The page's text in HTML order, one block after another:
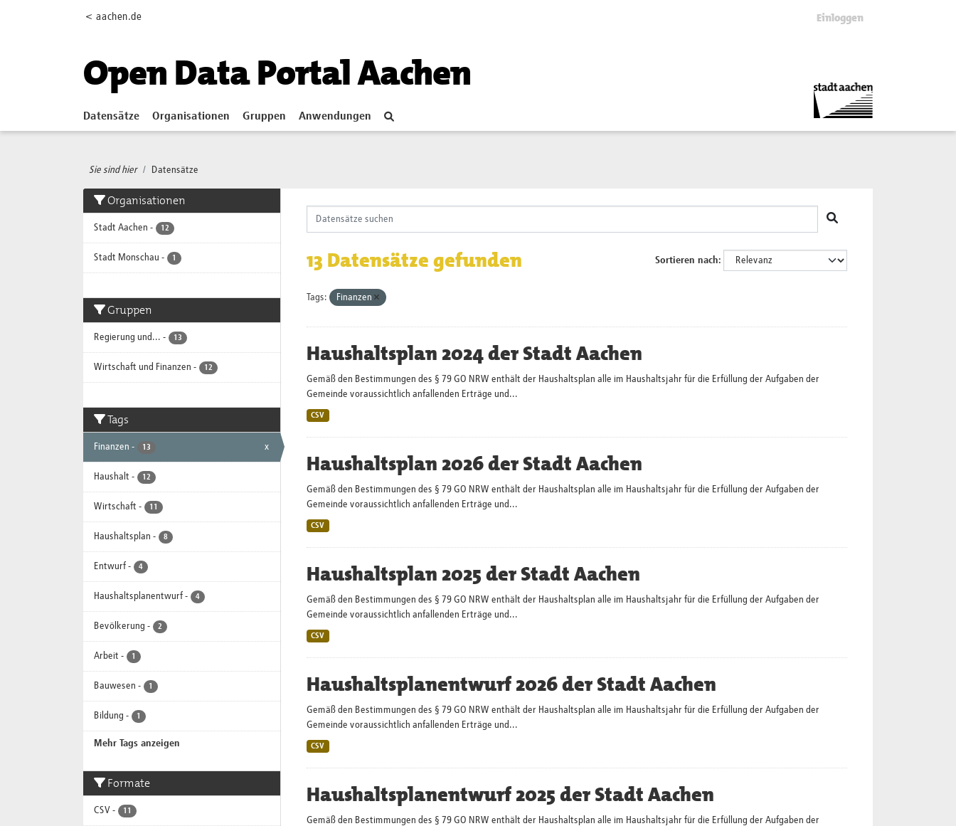
< aachen.de Einloggen
Open Data Portal Aachen
Datensätze Organisationen Gruppen Anwendungen
Sie sind hier Datensätze
Organisationen
Stadt Aachen - 12
Stadt Monschau - 1
Gruppen
Regierung und... - 13
Wirtschaft und Finanzen - 12
Tags
Finanzen - 13 x
Haushalt - 12
Wirtschaft - 11
Haushaltsplan - 8
Entwurf - 4
Haushaltsplanentwurf - 4
Bevölkerung - 2
Arbeit - 1
Bauwesen - 1
Bildung - 1
Mehr Tags anzeigen
Formate
CSV - 11
Sortieren nach
13 Datensätze gefunden
Tags: Finanzen
Haushaltsplan 2024 der Stadt Aachen
Gemäß den Bestimmungen des § 79 GO NRW enthält der Haushaltsplan alle im Haushaltsjahr für die Erfüllung der Aufgaben der
Gemeinde voraussichtlich anfallenden Erträge und...
CSV
Haushaltsplan 2026 der Stadt Aachen
Gemäß den Bestimmungen des § 79 GO NRW enthält der Haushaltsplan alle im Haushaltsjahr für die Erfüllung der Aufgaben der
Gemeinde voraussichtlich anfallenden Erträge und...
CSV
Haushaltsplan 2025 der Stadt Aachen
Gemäß den Bestimmungen des § 79 GO NRW enthält der Haushaltsplan alle im Haushaltsjahr für die Erfüllung der Aufgaben der
Gemeinde voraussichtlich anfallenden Erträge und...
CSV
Haushaltsplanentwurf 2026 der Stadt Aachen
Gemäß den Bestimmungen des § 79 GO NRW enthält der Haushaltsplan alle im Haushaltsjahr für die Erfüllung der Aufgaben der
Gemeinde voraussichtlich anfallenden Erträge und...
CSV
Haushaltsplanentwurf 2025 der Stadt Aachen
Gemäß den Bestimmungen des § 79 GO NRW enthält der Haushaltsplan alle im Haushaltsjahr für die Erfüllung der Aufgaben der